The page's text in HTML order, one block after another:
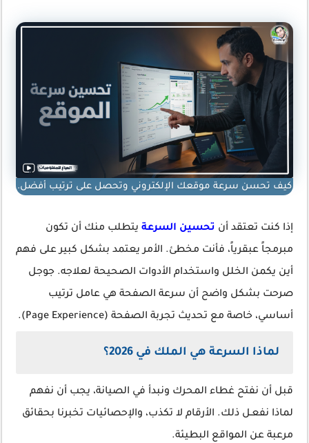
كيف تحسن سرعة موقعك الإلكتروني وتحصل على ترتيب أفضل.
إذا كنت تعتقد أن تحسين السرعة يتطلب منك أن تكون
مبرمجاً عبقرياً، فأنت مخطئ. الأمر يعتمد بشكل كبير على فهم
أين يكمن الخلل واستخدام الأدوات الصحيحة لعلاجه. جوجل
صرحت بشكل واضح أن سرعة الصفحة هي عامل ترتيب
أساسي، خاصة مع تحديث تجربة الصفحة (Page Experience).
لماذا السرعة هي الملك في 2026؟
قبل أن نفتح غطاء المحرك ونبدأ في الصيانة، يجب أن نفهم
لماذا نفعـل ذلك. الأرقام لا تكذب، والإحصائيات تخبرنا بحقائق
مرعبة عن المواقع البطيئة.